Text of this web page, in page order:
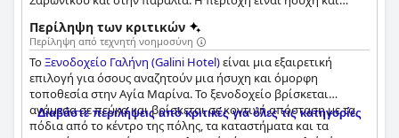
Περίληψη των κριτικών
Περίληψη από τεχνητή νοημοσύνη
ΤοΞενοδοχείο Γαλήνη (Galini Hotel)είναι μια εξαιρετική
επιλογή για όσους αναζητούν μια ήσυχη και όμορφη
τοποθεσία στην Αγία Μαρίνα. Το ξενοδοχείο βρίσκεται
ανάμεσα σε πεύκα και βρίσκεται σε κοντινή απόσταση με τα
πόδια από το κέντρο της πόλης, τα καταστήματα και τα
Διαβάστε περιλήψεις από κριτικές για όλες τις κατηγορίες